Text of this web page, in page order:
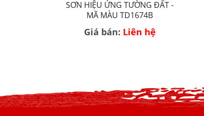
SƠN HIỆU ỨNG TƯỜNG ĐẤT -
MÃ MÀU TD1674B
Giá bán: Liên hệ